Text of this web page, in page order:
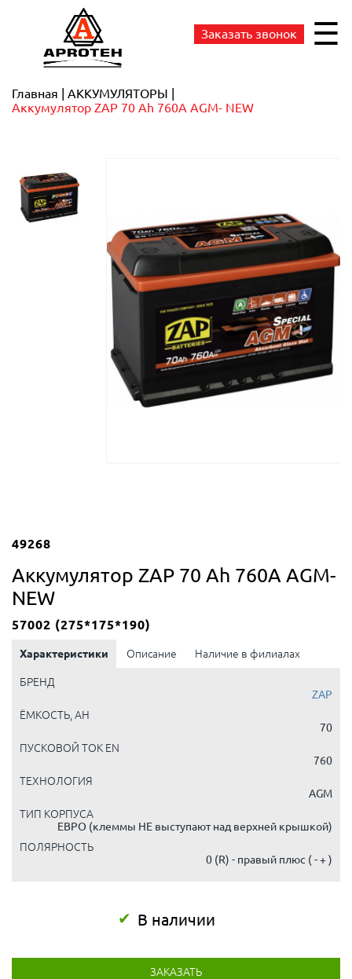
Заказать звонок ☰
Главная
АККУМУЛЯТОРЫ
Аккумулятор ZAP 70 Ah 760А AGM- NEW
49268
Аккумулятор ZAP 70 Ah 760А AGM-
NEW
57002 (275*175*190)
Характеристики Описание Наличие в филиалах
БРЕНД
ZAP
ЁМКОСТЬ, AH
70
ПУСКОВОЙ ТОК EN
760
ТЕХНОЛОГИЯ
AGM
ТИП КОРПУСА
ЕВРО (клеммы НЕ выступают над верхней крышкой)
ПОЛЯРНОСТЬ
0 (R) - правый плюс ( - + )
В наличии
ЗАКАЗАТЬ